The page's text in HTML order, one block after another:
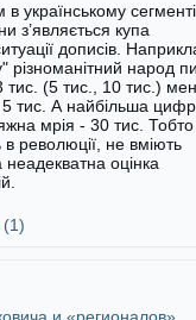
українському сегменті
з’являється купа
дописів.
різноманітний народ
тис. (5 тис., 10 тис.)
тис. А найбільша
мрія - 30 тис. Тобто
в революції, не вміють
оцінка